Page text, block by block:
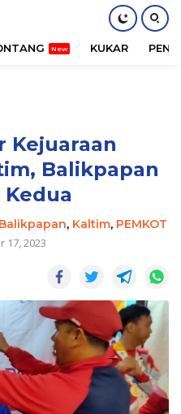
KUKAR
Kejuaraan
Balikpapan
Balikpapan, Kaltim, PEMKOT
17, 2023